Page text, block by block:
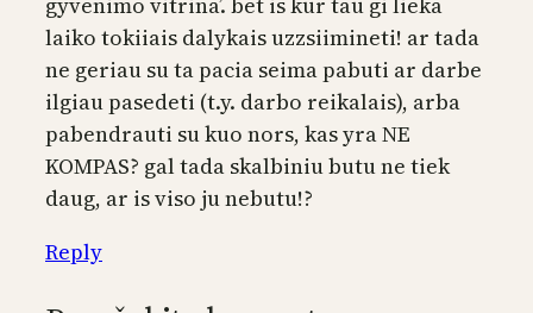
laiko tokiiais dalykais uzzsiimineti! ar tada
ne geriau su ta pacia seima pabuti ar darbe
ilgiau pasedeti (t.y. darbo reikalais), arba
pabendrauti su kuo nors, kas yra NE
KOMPAS? gal tada skalbiniu butu ne tiek
daug, ar is viso ju nebutu!?
Reply